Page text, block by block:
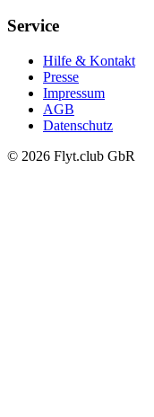
Service
Hilfe & Kontakt
Presse
Impressum
AGB
Datenschutz
© 2026 Flyt.club GbR